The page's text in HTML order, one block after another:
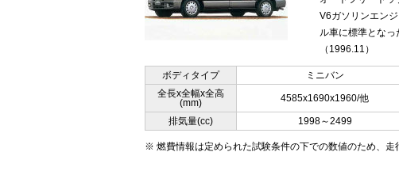
V6ガソリンエン
ル車に標準となっ
（1996.11）
ボディタイプ ミニバン
全長x全幅x全高
(mm)
4585x1690x1960/他
排気量(cc) 1998～2499
※ 燃費情報は定められた試験条件の下での数値のため、走